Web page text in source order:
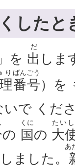
したと
」を 出
だ
しま
り
番号
ばんごう
）を
いで くだ
の 国
くに
の 大
たい
ました。
あ